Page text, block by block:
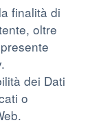
finalità di
oltre
dei Dati
o